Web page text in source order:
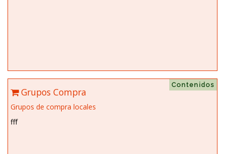
Contenidos
Grupos Compra
Grupos de compra locales
fff